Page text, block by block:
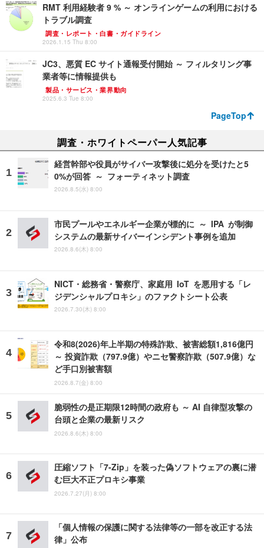
RMT 利用経験者 9 % ～ オンラインゲームの利用における
トラブル調査
調査・レポート・白書・ガイドライン
2026.1.15 Thu 8:00
JC3、悪質 EC サイト通報受付開始 ～ フィルタリング事
業者等に情報提供も
製品・サービス・業界動向
2025.6.3 Tue 8:00
PageTop
調査・ホワイトペーパー人気記事
経営幹部や役員がサイバー攻撃後に処分を受けたと5
0%が回答 ～ フォーティネット調査
2026.8.5(水) 8:00
市民プールやエネルギー企業が標的に ～ IPA が制御
システムの最新サイバーインシデント事例を追加
2026.8.6(木) 8:00
NICT・総務省・警察庁、家庭用 IoT を悪用する「レ
ジデンシャルプロキシ」のファクトシート公表
2026.7.30(木) 8:00
令和8(2026)年上半期の特殊詐欺、被害総額1,816億円
～ 投資詐欺（797.9億）やニセ警察詐欺（507.9億）な
ど手口別被害額
2026.8.7(金) 8:00
脆弱性の是正期限12時間の政府も ～ AI 自律型攻撃の
台頭と企業の最新リスク
2026.8.6(木) 8:00
圧縮ソフト「7-Zip」を装った偽ソフトウェアの裏に潜
む巨大不正プロキシ事業
2026.7.27(月) 8:00
「個人情報の保護に関する法律等の一部を改正する法
律」公布